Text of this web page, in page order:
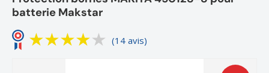
batterie Makstar
(14 avis)